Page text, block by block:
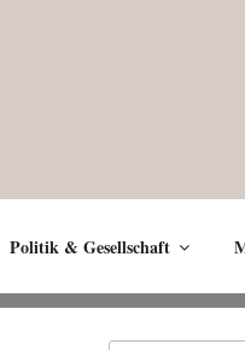
Politik & Gesellschaft